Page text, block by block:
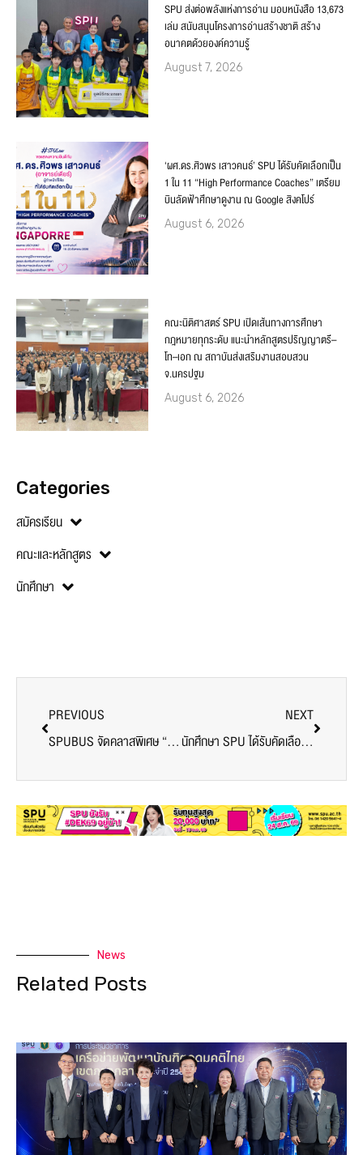
SPU ส่งต่อพลังแห่งการอ่าน มอบหนังสือ 13,673
เล่ม สนับสนุนโครงการอ่านสร้างชาติ สร้าง
อนาคตด้วยองค์ความรู้
August 7, 2026
‘ผศ.ดร.ศิวพร เสาวคนธ์’ SPU ได้รับคัดเลือกเป็น
1 ใน 11 “High Performance Coaches” เตรียม
บินลัดฟ้าศึกษาดูงาน ณ Google สิงคโปร์
August 6, 2026
คณะนิติศาสตร์ SPU เปิดเส้นทางการศึกษา
กฎหมายทุกระดับ แนะนำหลักสูตรปริญญาตรี–
โท–เอก ณ สถาบันส่งเสริมงานสอบสวน
จ.นครปฐม
August 6, 2026
Categories
สมัครเรียน
คณะและหลักสูตร
นักศึกษา
PREVIOUS
SPUBUS จัดคลาสพิเศษ “Future Skills 2025” ปลดล็อกทักษะใหม่ให้นักธุรกิจ Gen Z
NEXT
นักศึกษา SPU ได้รับคัดเลือกเป็น “ทูตสมาคมอุทยานแห่งชาติ” สื่อสารคุณค่าการอนุรักษ์ธรรมชาติสู่สังคม
News
Related Posts